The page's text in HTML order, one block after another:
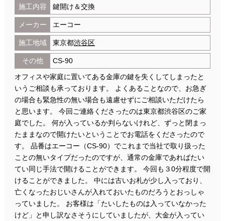
施工内容 鍵開け＆交換
メーカー エーコー
施工地域 東京都渋谷区
その他
CS-90
オフィスや家庭に置いてある金庫の鍵を失くしてしまったと
いうご相談も承っております。 よくあることなので、お急ぎ
の場合も緊急性の無い場合も遠慮せずにご相談いただけたら
と思います。 今回ご連絡くださったのは東京都渋谷区のご家
庭でした。 何が入っているか判らないけれど、ずっと閉まっ
たままなので開けたいということでお電話をくださったので
す。 品番はエーコー（CS-90）でこれまで当社で取り扱った
ことの無いタイプだったのですが、通常の金庫であればたい
てい同じ手法で開けることができます。 今回も３0分程度で開
けることができました。 中には古いお札が少し入っており、
亡くなったおじいさんが入れておいたものだろうとおっしゃ
っていました。 お客様は「たいしたものは入っていなかった
けど」と申し訳なさそうにしていましたが、大金が入ってい